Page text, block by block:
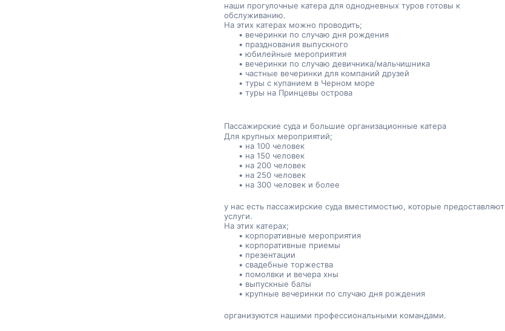
наши прогулочные катера для однодневных туров готовы к
обслуживанию.
На этих катерах можно проводить;
вечеринки по случаю дня рождения
празднования выпускного
юбилейные мероприятия
вечеринки по случаю девичника/мальчишника
частные вечеринки для компаний друзей
туры с купанием в Черном море
туры на Принцевы острова
Пассажирские суда и большие организационные катера
Для крупных мероприятий;
на 100 человек
на 150 человек
на 200 человек
на 250 человек
на 300 человек и более
у нас есть пассажирские суда вместимостью, которые предоставляют
услуги.
На этих катерах;
корпоративные мероприятия
корпоративные приемы
презентации
свадебные торжества
помолвки и вечера хны
выпускные балы
крупные вечеринки по случаю дня рождения
организуются нашими профессиональными командами.